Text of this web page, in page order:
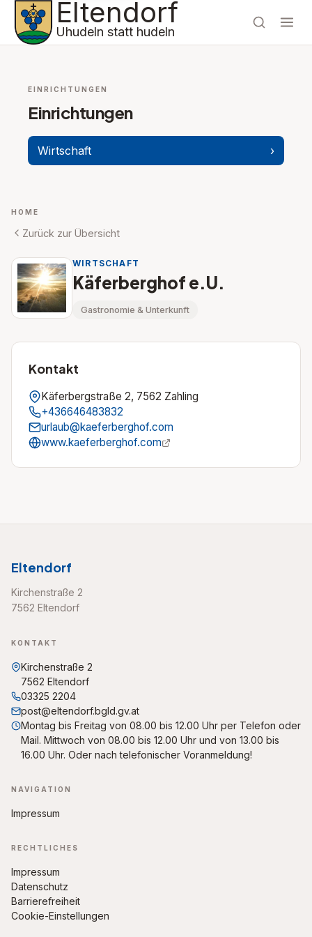
Eltendorf
Uhudeln statt hudeln
EINRICHTUNGEN
Einrichtungen
Wirtschaft ›
HOME
Zurück zur Übersicht
WIRTSCHAFT
Käferberghof e.U.
Gastronomie & Unterkunft
Kontakt
Käferbergstraße 2, 7562 Zahling
+436646483832
urlaub@kaeferberghof.com
www.kaeferberghof.com
Eltendorf
Kirchenstraße 2
7562 Eltendorf
KONTAKT
Kirchenstraße 2
7562 Eltendorf
03325 2204
post@eltendorf.bgld.gv.at
Montag bis Freitag von 08.00 bis 12.00 Uhr per Telefon oder
Mail. Mittwoch von 08.00 bis 12.00 Uhr und von 13.00 bis
16.00 Uhr. Oder nach telefonischer Voranmeldung!
NAVIGATION
Impressum
RECHTLICHES
Impressum
Datenschutz
Barrierefreiheit
Cookie-Einstellungen